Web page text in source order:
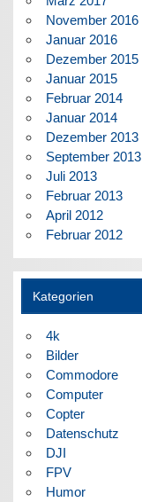
November 2016
Januar 2016
Dezember 2015
Januar 2015
Februar 2014
Januar 2014
Dezember 2013
September 2013
Juli 2013
Februar 2013
April 2012
Februar 2012
Kategorien
4k
Bilder
Commodore
Computer
Copter
Datenschutz
DJI
FPV
Humor